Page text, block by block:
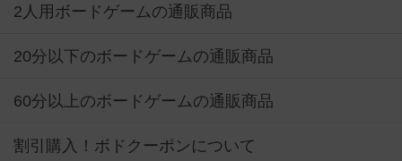
2人用ボードゲームの通販商品
20分以下のボードゲームの通販商品
60分以上のボードゲームの通販商品
割引購入！ボドクーポンについて